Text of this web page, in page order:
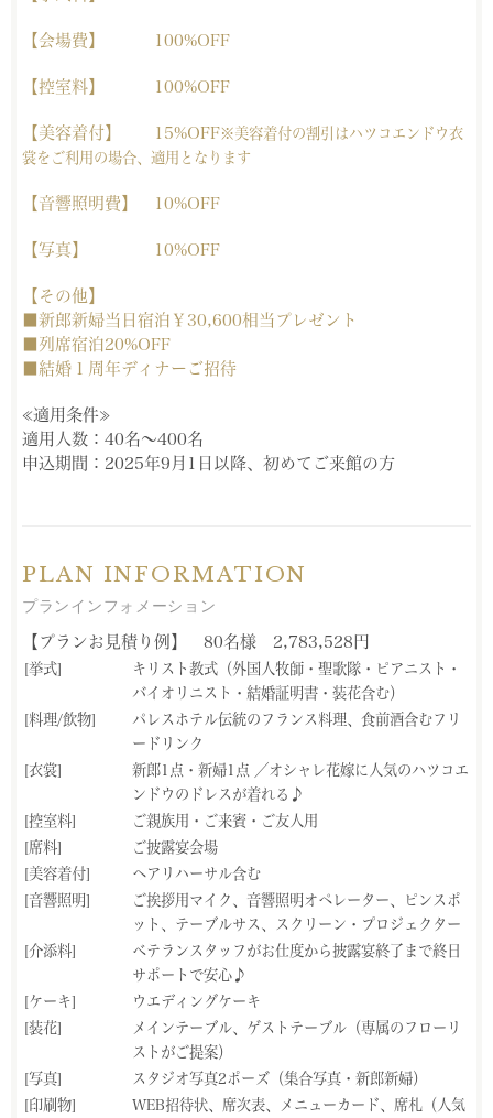
【会場費】 100%OFF
【控室料】 100%OFF
【美容着付】 15%OFF※美容着付の割引はハツコエンドウ衣
裳をご利用の場合、適用となります
【音響照明費】 10%OFF
【写真】 10%OFF
【その他】
■新郎新婦当日宿泊￥30,600相当プレゼント
■列席宿泊20%OFF
■結婚１周年ディナーご招待
≪適用条件≫
適用人数：40名〜400名
申込期間：2025年9月1日以降、初めてご来館の方
PLAN INFORMATION
プランインフォメーション
【プランお見積り例】 80名様 2,783,528円
[挙式]
キリスト教式（外国人牧師・聖歌隊・ピアニスト・
バイオリニスト・結婚証明書・装花含む）
[料理/飲物]
パレスホテル伝統のフランス料理、食前酒含むフリ
ードリンク
[衣裳]
新郎1点・新婦1点 ／オシャレ花嫁に人気のハツコエ
ンドウのドレスが着れる♪
[控室料]
ご親族用・ご来賓・ご友人用
[席料]
ご披露宴会場
[美容着付]
ヘアリハーサル含む
[音響照明]
ご挨拶用マイク、音響照明オペレーター、ピンスポ
ット、テーブルサス、スクリーン・プロジェクター
[介添料]
ベテランスタッフがお仕度から披露宴終了まで終日
サポートで安心♪
[ケーキ]
ウエディングケーキ
[装花]
メインテーブル、ゲストテーブル（専属のフローリ
ストがご提案）
[写真]
スタジオ写真2ポーズ（集合写真・新郎新婦）
[印刷物]
WEB招待状、席次表、メニューカード、席札（人気